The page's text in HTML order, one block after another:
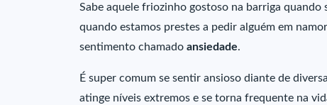
Sabe aquele friozinho gostoso na barriga
quando estamos prestes a pedir alguém em
sentimento chamado ansiedade.
É super comum se sentir ansioso diante de
atinge níveis extremos e se torna frequente na